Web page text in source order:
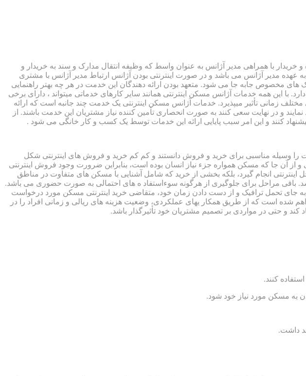
با همراهی مدیر آژانس به عنوان واسط که وظیفه انتقال مدارک و سند به خریدار و
عهده مدیر آژانس می باشد و در صورت اینترنتی بودن آژانس ارتباط مدیر آژانس با مشتری
های مخصوص جابه جا می شود. متعهد بودن ارائه دهندگان این خدمت در هر چه بهتر راهنمایی
این همه خدمات آژانس مسکن اینترنتی همانند سایر کارهای خدماتی میتواند ، دارای برخی
زمانی تأثیر میپذیرد. خدمات آژانس مسکن اینترنتی یک خدمت چند جانبه است که ارائه
و در نهایت سعی کنند به صورت انحصاری تأمین کننده نیاز مشتریان این خدمت باشند. از
کنند و این امر سبب پایایی ارائه این خدمات توسط یک کسب و کار خانگی می شود .
را وسیله مناسبی برای خرید و فروش دانستند و کم کم خرید و فروش های اینترنتی شکل
آن جا که مسکن همواره جزء نیاز انسان بوده است، بنابراین ضرورت وجود فروش اینترنتی
انجام گیرد، بلکه بخشی از خرید که شامل آشنایی با مسکن های متفاوت در مناطق
باقی مراحل برای جلوگیری از هرگونه سوءاستفاد ه های احتمالی به صورت حضوری می باشد.
جای تحمل ترافیک و از دست دادن زمان خود، متقاضی خرید اینترنتی مسکن مورد درخواست
شده است که از طریق همکار یهای عملکردی، وضعیت هزینه های ریالی و زمانی افراد را در
کند و حتی در مواردی بر تصمیم مشتریان خود تأثیرگذار باشد.
کنند.
به مسکن مورد نیاز خود شود.
داشت.